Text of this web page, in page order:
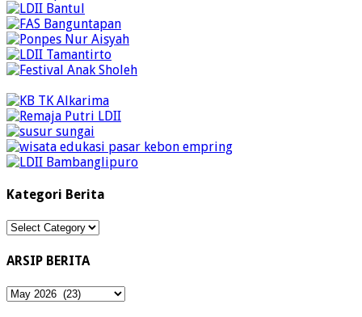
Kategori Berita
Kategori
ARSIP BERITA
ARSIP